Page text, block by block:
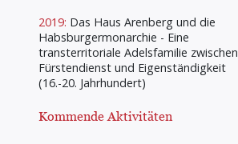
2019: Das Haus Arenberg und die
Habsburgermonarchie - Eine
transterritoriale Adelsfamilie zwischen
Fürstendienst und Eigenständigkeit
(16.-20. Jahrhundert)
Kommende Aktivitäten